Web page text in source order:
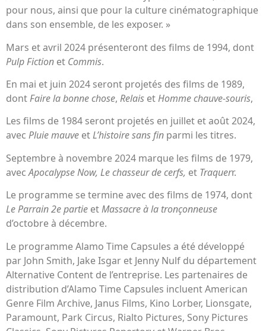
pour nous, ainsi que pour la culture cinématographique
dans son ensemble, de les exposer. »
Mars et avril 2024 présenteront des films de 1994, dont
Pulp Fiction et Commis.
En mai et juin 2024 seront projetés des films de 1989,
dontFaire la bonne chose, Relais etHomme chauve-souris,
Les films de 1984 seront projetés en juillet et août 2024,
avec Pluie mauve etL’histoire sans fin parmi les titres.
Septembre à novembre 2024 marque les films de 1979,
avecApocalypse Now, Le chasseur de cerfs, et Traquerr.
Le programme se termine avec des films de 1974, dont
Le Parrain 2e partie etMassacre à la tronçonneuse
d’octobre à décembre.
Le programme Alamo Time Capsules a été développé
par John Smith, Jake Isgar et Jenny Nulf du département
Alternative Content de l’entreprise. Les partenaires de
distribution d’Alamo Time Capsules incluent American
Genre Film Archive, Janus Films, Kino Lorber, Lionsgate,
Paramount, Park Circus, Rialto Pictures, Sony Pictures